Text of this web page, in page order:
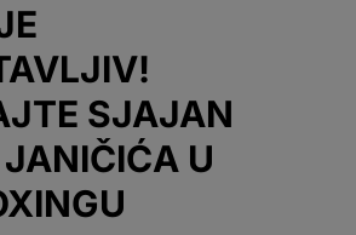
SJAJAN
U